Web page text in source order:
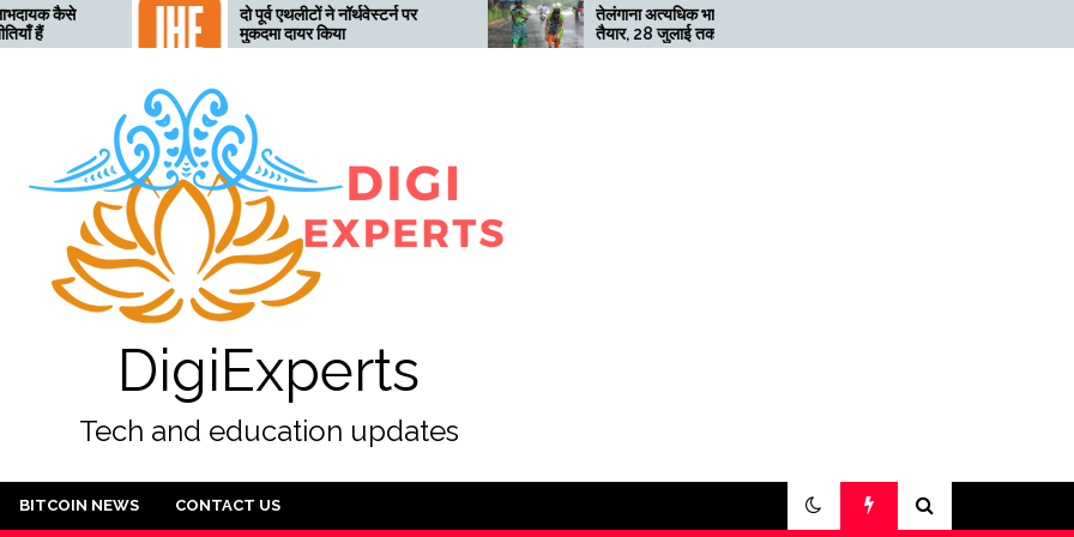
दो पूर्व एथलीटों ने नॉर्थवेस्टर्न पर
मुकदमा दायर किया
तेलंगाना अत्यधिक भारी बारिश के लिए
तैयार, 28 जुलाई तक ‘रेड’ अलर्ट
जारी
हुई तो खनन लाभदायक नहीं है
DigiExperts
Tech and education updates
BITCOIN NEWS CONTACT US